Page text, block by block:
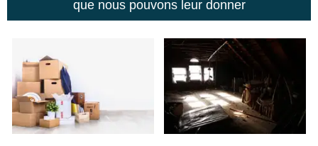
que nous pouvons leur donner